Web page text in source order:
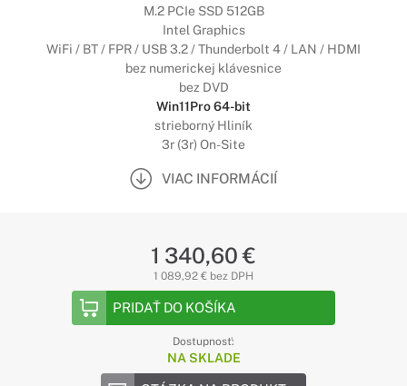
M.2 PCIe SSD 512GB
Intel Graphics
WiFi / BT / FPR / USB 3.2 / Thunderbolt 4 / LAN / HDMI
bez numerickej klávesnice
bez DVD
Win11Pro 64-bit
strieborný Hliník
3r (3r) On-Site
VIAC INFORMÁCIÍ
1 340,60 €
1 089,92 € bez DPH
PRIDAŤ DO KOŠÍKA
Dostupnosť:
NA SKLADE